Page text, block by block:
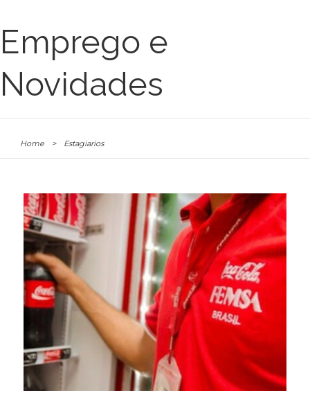
Emprego e
Novidades
Home > Estagiarios